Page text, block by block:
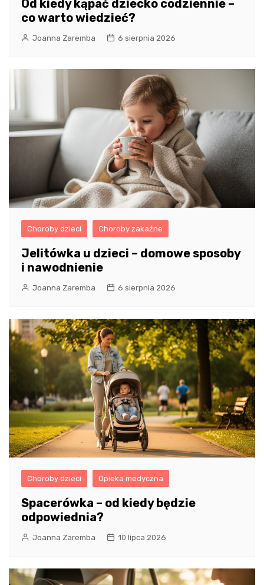
Od kiedy kąpać dziecko codziennie –
co warto wiedzieć?
Joanna Zaremba 6 sierpnia 2026
Choroby dzieci Choroby zakaźne
Jelitówka u dzieci – domowe sposoby
i nawodnienie
Joanna Zaremba 6 sierpnia 2026
Choroby dzieci Opieka medyczna
Spacerówka – od kiedy będzie
odpowiednia?
Joanna Zaremba 10 lipca 2026